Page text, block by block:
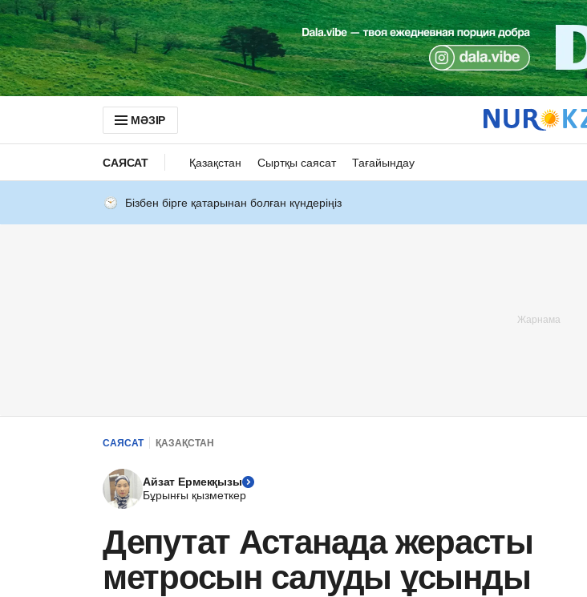
МӘЗІР
САЯСАТ Қазақстан Сыртқы саясат Тағайындау
Бізбен бірге қатарынан болған күндеріңіз
САЯСАТ ҚАЗАҚСТАН
Айзат Ермекқызы
Бұрынғы қызметкер
Депутат Астанада жерасты
метросын салуды ұсынды